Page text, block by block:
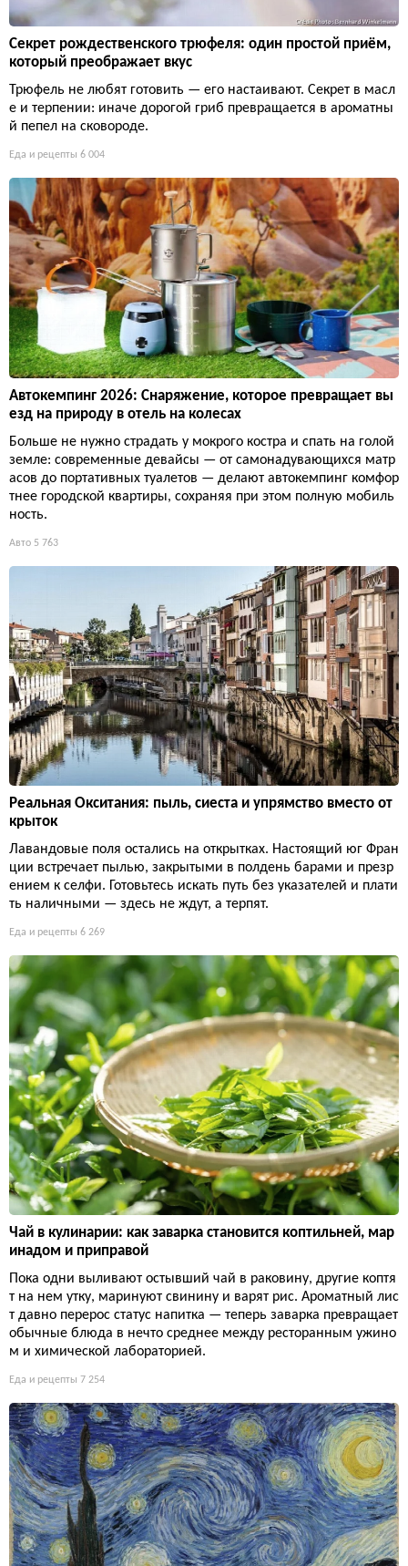
Секрет рождественского трюфеля: один простой приём,
который преображает вкус
Трюфель не любят готовить — его настаивают. Секрет в масл
е и терпении: иначе дорогой гриб превращается в ароматны
й пепел на сковороде.
Еда и рецепты 6 004
Автокемпинг 2026: Снаряжение, которое превращает вы
езд на природу в отель на колесах
Больше не нужно страдать у мокрого костра и спать на голой
земле: современные девайсы — от самонадувающихся матр
асов до портативных туалетов — делают автокемпинг комфор
тнее городской квартиры, сохраняя при этом полную мобиль
ность.
Авто 5 763
Реальная Окситания: пыль, сиеста и упрямство вместо от
крыток
Лавандовые поля остались на открытках. Настоящий юг Фран
ции встречает пылью, закрытыми в полдень барами и презр
ением к селфи. Готовьтесь искать путь без указателей и плати
ть наличными — здесь не ждут, а терпят.
Еда и рецепты 6 269
Чай в кулинарии: как заварка становится коптильней, мар
инадом и приправой
Пока одни выливают остывший чай в раковину, другие коптя
т на нем утку, маринуют свинину и варят рис. Ароматный лис
т давно перерос статус напитка — теперь заварка превращает
обычные блюда в нечто среднее между ресторанным ужино
м и химической лабораторией.
Еда и рецепты 7 254